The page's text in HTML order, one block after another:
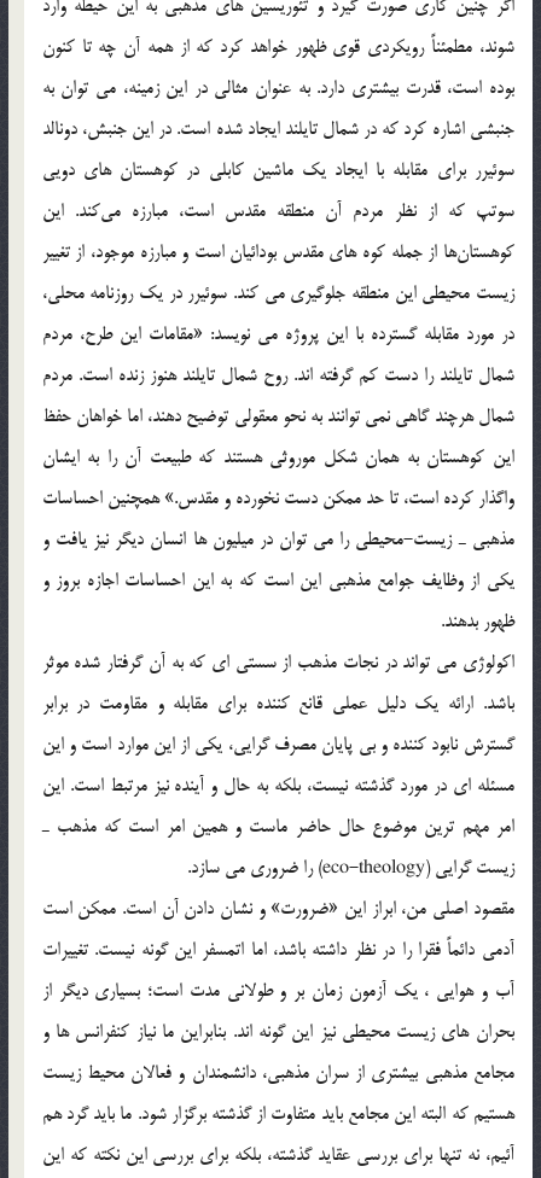
شوند، مطمئناً رويكردي قوي ظهور خواهد كرد كه از همه آن چه تا كنون
بوده است، قدرت بيشتري دارد. به عنوان مثالي در اين زمينه، مي توان به
جنبشي اشاره كرد كه در شمال تايلند ايجاد شده است. در اين جنبش، دونالد
سوئيرر براي مقابله با ايجاد يك ماشين كابلي در كوهستان هاي دويي
سوتپ كه از نظر مردم آن منطقه مقدس است،‌ مبارزه مي‌كند. اين
كوهستان‌ها از جمله كوه هاي مقدس بودائيان است و مبارزه موجود، از تغيير
زيست محيطي اين منطقه جلوگيري مي كند. سوئيرر در يك روزنامه محلي،
در مورد مقابله گسترده با اين پروژه مي نويسد: «مقامات اين طرح، مردم
شمال تايلند را دست كم گرفته اند. روح شمال تايلند هنوز زنده است. مردم
شمال هرچند گاهي نمي توانند به نحو معقولي توضيح دهند، اما خواهان حفظ
اين كوهستان به همان شكل موروثي هستند كه طبيعت آن را به ايشان
واگذار كرده است، تا حد ممكن دست نخورده و مقدس.» همچنين احساسات
مذهبي ـ زيست-محيطي را مي توان در ميليون ها انسان ديگر نيز يافت و
يكي از وظايف جوامع مذهبي اين است كه به اين احساسات اجازه بروز و
ظهور بدهند.
اكولوژي مي تواند در نجات مذهب از سستي اي كه به آن گرفتار شده موثر
باشد. ارائه يك دليل عملي قانع كننده براي مقابله و مقاومت در برابر
گسترش نابود كننده و بي پايان مصرف گرايي، يكي از اين موارد است و اين
مسئله اي در مورد گذشته نيست، بلكه به حال و آينده نيز مرتبط است. اين
امر مهم ترين موضوع حال حاضر ماست و همين امر است كه مذهب ـ
زيست گرايي (eco-theology) را ضروري مي سازد.
مقصود اصلي من، ابراز اين «ضرورت» و نشان دادن آن است. ممكن است
آدمي دائماً فقرا را در نظر داشته باشد، اما اتمسفر اين گونه نيست. تغييرات
آب و هوايي ، يك آزمون زمان بر و طولاني مدت است؛ بسياري ديگر از
بحران هاي زيست محيطي نيز اين گونه اند. بنابراين ما نياز كنفرانس ها و
مجامع مذهبي بيشتري از سران مذهبي، دانشمندان و فعالان محيط زيست
هستيم كه البته اين مجامع بايد متفاوت از گذشته برگزار شود. ما بايد گرد هم
آئيم، نه تنها براي بررسي عقايد گذشته، بلكه براي بررسي اين نكته كه اين